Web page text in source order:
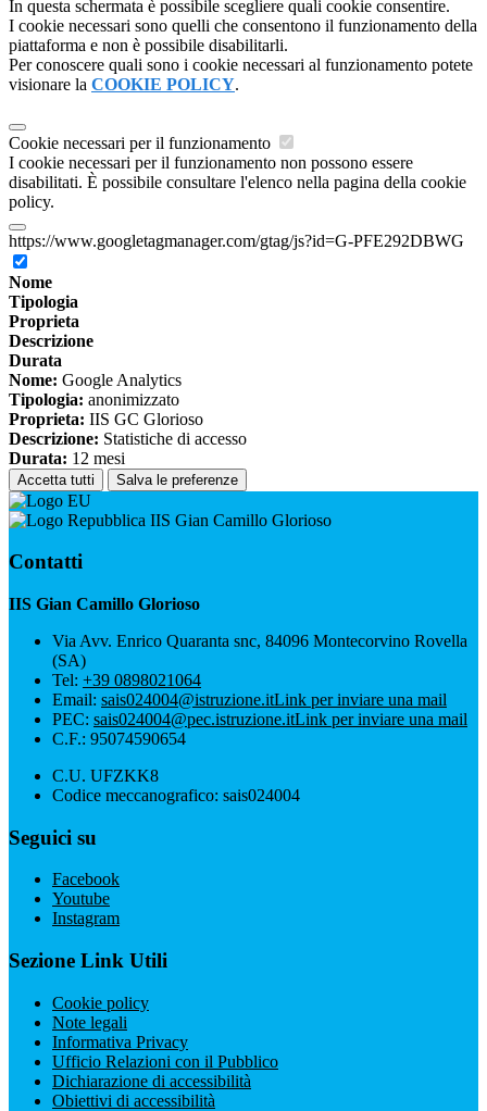
In questa schermata è possibile scegliere quali cookie consentire.
I cookie necessari sono quelli che consentono il funzionamento della
piattaforma e non è possibile disabilitarli.
Per conoscere quali sono i cookie necessari al funzionamento potete
visionare la COOKIE POLICY.
Cookie necessari per il funzionamento
I cookie necessari per il funzionamento non possono essere
disabilitati. È possibile consultare l'elenco nella pagina della cookie
policy.
https://www.googletagmanager.com/gtag/js?id=G-PFE292DBWG
Nome
Tipologia
Proprieta
Descrizione
Durata
Nome: Google Analytics
Tipologia: anonimizzato
Proprieta: IIS GC Glorioso
Descrizione: Statistiche di accesso
Durata: 12 mesi
Accetta tutti Salva le preferenze
IIS Gian Camillo Glorioso
Contatti
IIS Gian Camillo Glorioso
Via Avv. Enrico Quaranta snc, 84096 Montecorvino Rovella
(SA)
Tel: +39 0898021064
Email: sais024004@istruzione.itLink per inviare una mail
PEC: sais024004@pec.istruzione.itLink per inviare una mail
C.F.: 95074590654
C.U. UFZKK8
Codice meccanografico: sais024004
Seguici su
Facebook
Youtube
Instagram
Sezione Link Utili
Cookie policy
Note legali
Informativa Privacy
Ufficio Relazioni con il Pubblico
Dichiarazione di accessibilità
Obiettivi di accessibilità